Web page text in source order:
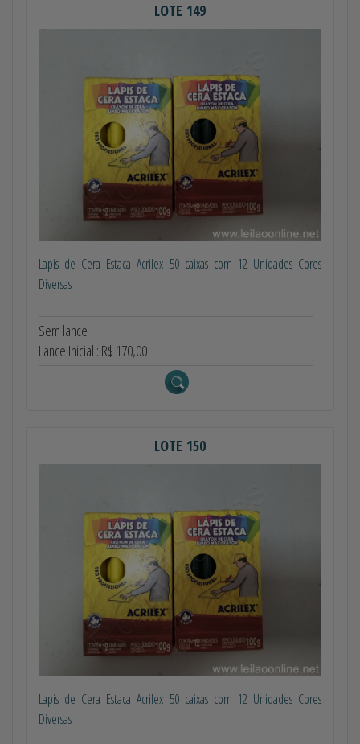
LOTE 149
Lapis de Cera Estaca Acrilex 50 caixas com 12 Unidades Cores
Diversas
Sem lance
Lance Inicial : R$ 170,00
LOTE 150
Lapis de Cera Estaca Acrilex 50 caixas com 12 Unidades Cores
Diversas